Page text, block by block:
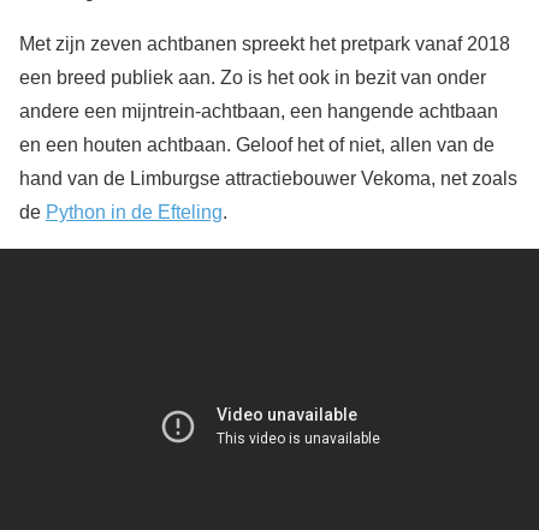
Met zijn zeven achtbanen spreekt het pretpark vanaf 2018
een breed publiek aan. Zo is het ook in bezit van onder
andere een mijntrein-achtbaan, een hangende achtbaan
en een houten achtbaan. Geloof het of niet, allen van de
hand van de Limburgse attractiebouwer Vekoma, net zoals
de Python in de Efteling.